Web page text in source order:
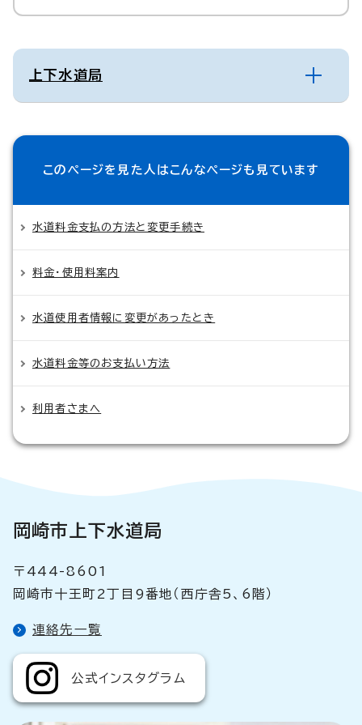
上下水道局
このページを見た人はこんなページも見ています
水道料金支払の方法と変更手続き
料金・使用料案内
水道使用者情報に変更があったとき
水道料金等のお支払い方法
利用者さまへ
岡崎市上下水道局
〒444-8601
岡崎市十王町2丁目9番地（西庁舎5、6階）
連絡先一覧
公式インスタグラム